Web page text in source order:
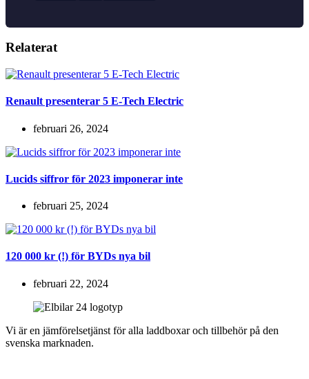
Relaterat
Renault presenterar 5 E-Tech Electric
februari 26, 2024
Lucids siffror för 2023 imponerar inte
februari 25, 2024
120 000 kr (!) för BYDs nya bil
februari 22, 2024
Vi är en jämförelsetjänst för alla laddboxar och tillbehör på den
svenska marknaden.